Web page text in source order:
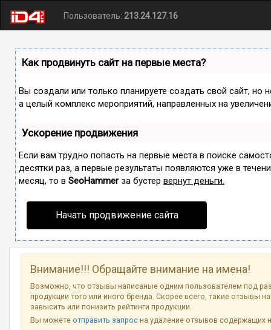
Пользователь: 213.24.127.16
Как продвинуть сайт на первые места?
Вы создали или только планируете создать свой сайт, но
а целый комплекс мероприятий, направленных на
Ускорение продвижения
Если вам трудно попасть на первые места в поиске
десятки раз, а первые результаты появляются уже в
месяц, то в SeoHammerза бустер вернут деньги.
Начать продвижение сайта
Внимание!!! Обращайте внимание на имена!
Возможно, что отзывы написаные одним пользователем под
продукции того или иного бренда. Скорее всего, такие отзывы
завысить или понизить рейтинги продукции.
Вы можетеотправить запрос на удаление отзывов